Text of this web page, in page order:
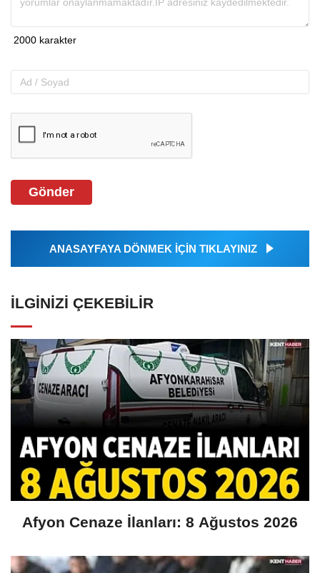
Gönder
ANASAYFAYA DÖNMEK İÇİN TIKLAYINIZ
İLGINIZI ÇEKEBILIR
Afyon Cenaze İlanları: 8 Ağustos 2026